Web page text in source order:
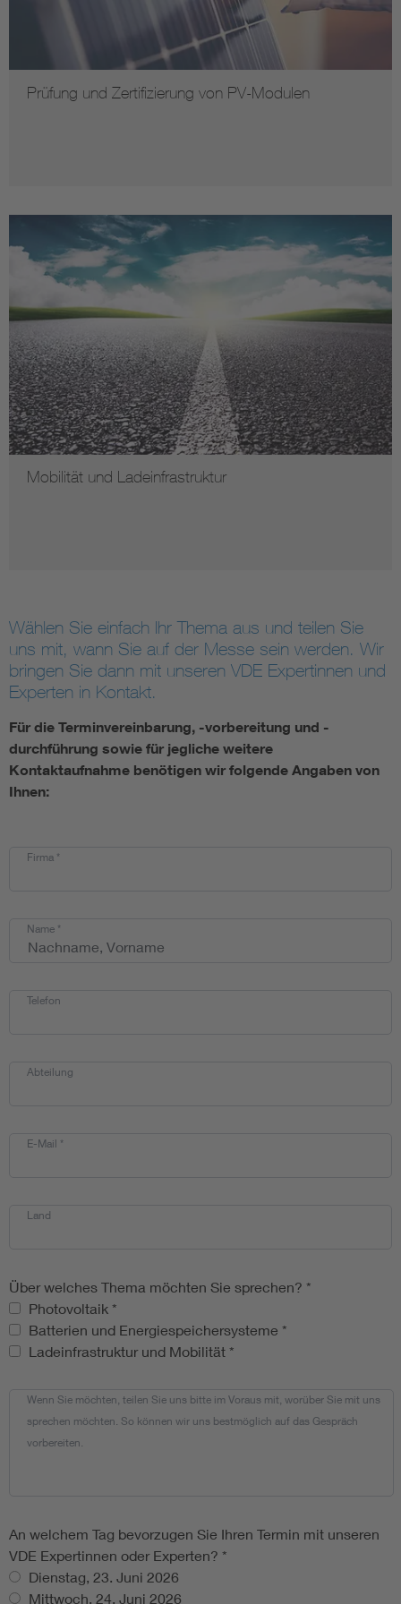
Prüfung und Zertifizierung von PV-Modulen
Mobilität und Ladeinfrastruktur
Wählen Sie einfach Ihr Thema aus und teilen Sie
uns mit, wann Sie auf der Messe sein werden. Wir
bringen Sie dann mit unseren VDE Expertinnen und
Experten in Kontakt.
Für die Terminvereinbarung, -vorbereitung und -
durchführung sowie für jegliche weitere
Kontaktaufnahme benötigen wir folgende Angaben von
Ihnen:
Firma *
Name *
Telefon
Abteilung
E-Mail *
Land
Über welches Thema möchten Sie sprechen? *
Über welches Thema möchten Sie sprechen?
Photovoltaik *
Batterien und Energiespeichersysteme *
Ladeinfrastruktur und Mobilität *
Wenn Sie möchten, teilen Sie uns bitte im Voraus mit, worüber Sie mit uns
sprechen möchten. So können wir uns bestmöglich auf das Gespräch
vorbereiten.
An welchem Tag bevorzugen Sie Ihren Termin mit unseren
VDE Expertinnen oder Experten? *
Dienstag, 23. Juni 2026
Mittwoch, 24. Juni 2026